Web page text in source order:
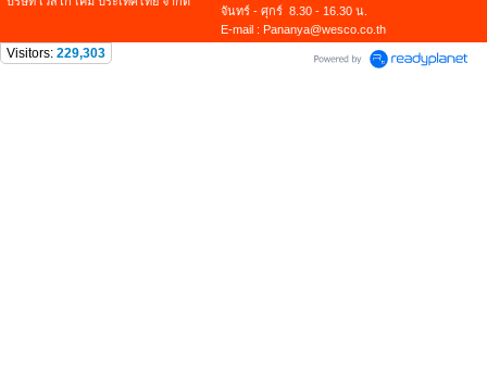
จันทร์ - ศุกร์ 8.30 - 16.30 น.
E-mail : Pananya@wesco.co.th
Visitors: 229,303